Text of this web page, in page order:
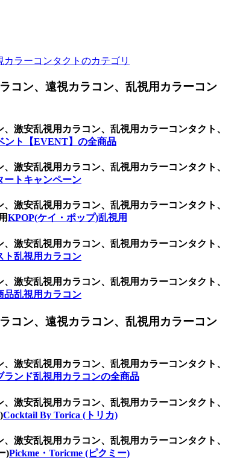
ラーコンタクトのカテゴリ
コン、遠視カラコン、乱視用カラーコン
激安乱視用カラコン、乱視用カラーコンタクト、
ント【EVENT】の全商品
激安乱視用カラコン、乱視用カラーコンタクト、
ートキャンペーン
激安乱視用カラコン、乱視用カラーコンタクト、
KPOP(ケイ・ポップ)乱視用
激安乱視用カラコン、乱視用カラーコンタクト、
ト乱視用カラコン
激安乱視用カラコン、乱視用カラーコンタクト、
品乱視用カラコン
コン、遠視カラコン、乱視用カラーコン
激安乱視用カラコン、乱視用カラーコンタクト、
ランド乱視用カラコンの全商品
激安乱視用カラコン、乱視用カラーコンタクト、
Cocktail By Torica (トリカ)
激安乱視用カラコン、乱視用カラーコンタクト、
)Pickme・Toricme (ピクミー)